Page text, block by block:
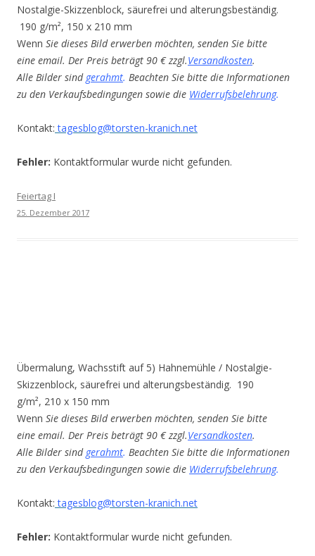
Nostalgie-Skizzenblock, säurefrei und alterungsbeständig.
190 g/m², 150 x 210 mm
Wenn Sie dieses Bild erwerben möchten, senden Sie bitte
eine email. Der Preis beträgt 90 € zzgl.Versandkosten.
Alle Bilder sind gerahmt. Beachten Sie bitte die Informationen
zu den Verkaufsbedingungen sowie die Widerrufsbelehrung.
Kontakt: tagesblog@torsten-kranich.net
Fehler: Kontaktformular wurde nicht gefunden.
Feiertag I
25. Dezember 2017
Übermalung, Wachsstift auf 5) Hahnemühle / Nostalgie-
Skizzenblock, säurefrei und alterungsbeständig. 190
g/m², 210 x 150 mm
Wenn Sie dieses Bild erwerben möchten, senden Sie bitte
eine email. Der Preis beträgt 90 € zzgl.Versandkosten.
Alle Bilder sind gerahmt. Beachten Sie bitte die Informationen
zu den Verkaufsbedingungen sowie die Widerrufsbelehrung.
Kontakt: tagesblog@torsten-kranich.net
Fehler: Kontaktformular wurde nicht gefunden.